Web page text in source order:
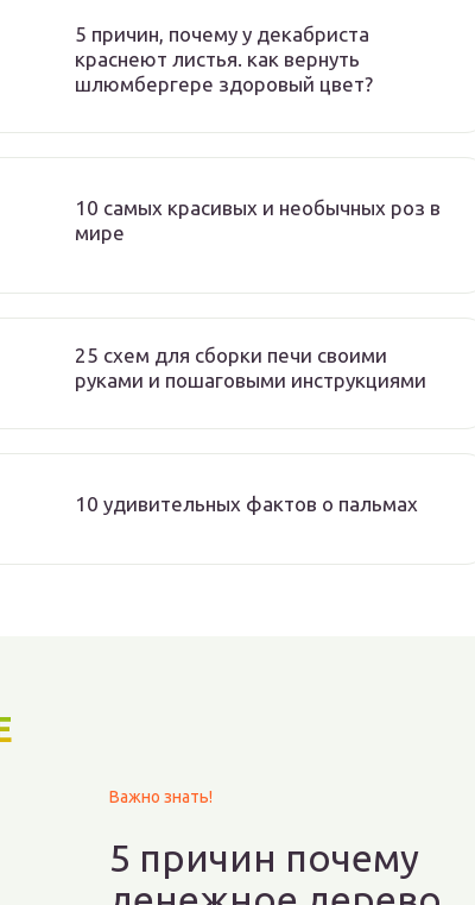
5 причин, почему у декабриста
краснеют листья. как вернуть
шлюмбергере здоровый цвет?
10 самых красивых и необычных роз в
мире
25 схем для сборки печи своими
руками и пошаговыми инструкциями
10 удивительных фактов о пальмах
Важно знать!
5 причин почему